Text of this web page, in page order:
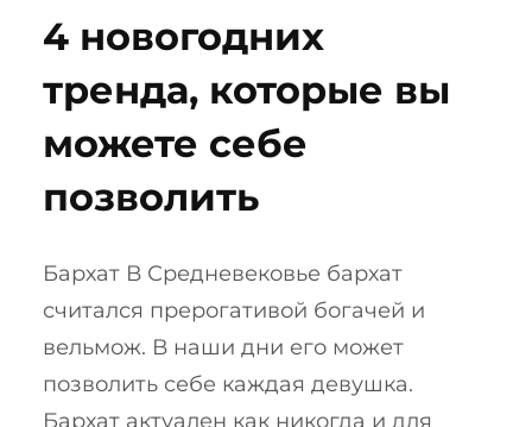
4 новогодних
тренда, которые вы
можете себе
позволить
Бархат В Средневековье бархат
считался прерогативой богачей и
вельмож. В наши дни его может
позволить себе каждая девушка.
Бархат актуален как никогда и для